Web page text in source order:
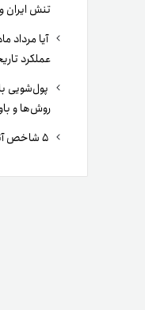
تنش ایران و
آیا مرداد
عملکرد
پول‌شویی
روش‌ها و